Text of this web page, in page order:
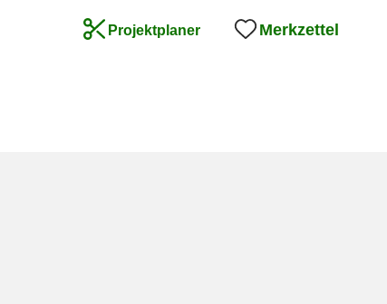
Projektplaner Merkzettel